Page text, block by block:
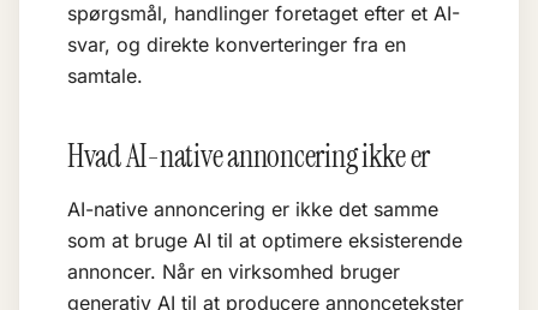
spørgsmål, handlinger foretaget efter et AI-
svar, og direkte konverteringer fra en
samtale.
Hvad AI-native annoncering ikke er
AI-native annoncering er ikke det samme
som at bruge AI til at optimere eksisterende
annoncer. Når en virksomhed bruger
generativ AI til at producere annoncetekster